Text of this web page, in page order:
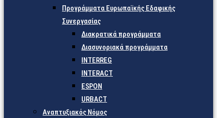
Προγράμματα Ευρωπαϊκής Εδαφικής
Συνεργασίας
Διακρατικά προγράμματα
Διασυνοριακά προγράμματα
INTERREG
INTERACT
ESPON
URBACT
Αναπτυξιακός Νόμος